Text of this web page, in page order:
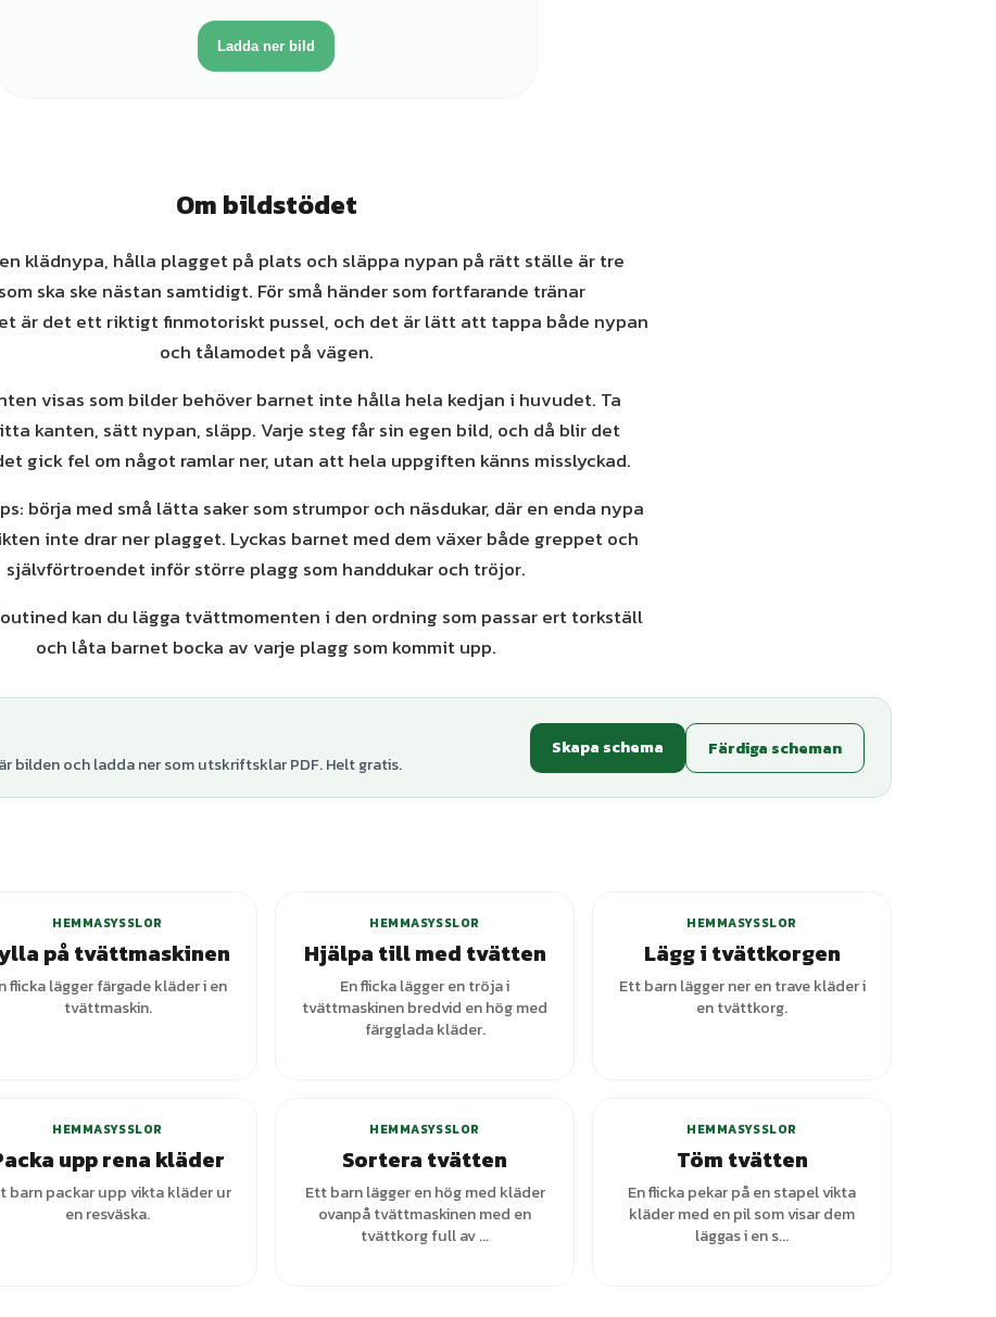
Ladda ner bild
Om bildstödet
klädnypa, hålla plagget på plats och släppa nypan på rätt ställe är tre
ska ske nästan samtidigt. För små händer som fortfarande tränar
är det ett riktigt finmotoriskt pussel, och det är lätt att tappa både nypan
och tålamodet på vägen.
visas som bilder behöver barnet inte hålla hela kedjan i huvudet. Ta
kanten, sätt nypan, släpp. Varje steg får sin egen bild, och då blir det
gick fel om något ramlar ner, utan att hela uppgiften känns misslyckad.
börja med små lätta saker som strumpor och näsdukar, där en enda nypa
inte drar ner plagget. Lyckas barnet med dem växer både greppet och
självförtroendet inför större plagg som handdukar och tröjor.
kan du lägga tvättmomenten i den ordning som passar ert torkställ
och låta barnet bocka av varje plagg som kommit upp.
bilden och ladda ner som utskriftsklar PDF. Helt gratis.
Skapa schema Färdiga scheman
HEMMASYSSLOR
på tvättmaskinen
flicka lägger färgade kläder i en
tvättmaskin.
HEMMASYSSLOR
Hjälpa till med tvätten
En flicka lägger en tröja i
tvättmaskinen bredvid en hög med
färgglada kläder.
HEMMASYSSLOR
Lägg i tvättkorgen
Ett barn lägger ner en trave kläder i
en tvättkorg.
HEMMASYSSLOR
upp rena kläder
barn packar upp vikta kläder ur
en resväska.
HEMMASYSSLOR
Sortera tvätten
Ett barn lägger en hög med kläder
ovanpå tvättmaskinen med en
tvättkorg full av ...
HEMMASYSSLOR
Töm tvätten
En flicka pekar på en stapel vikta
kläder med en pil som visar dem
läggas i en s...